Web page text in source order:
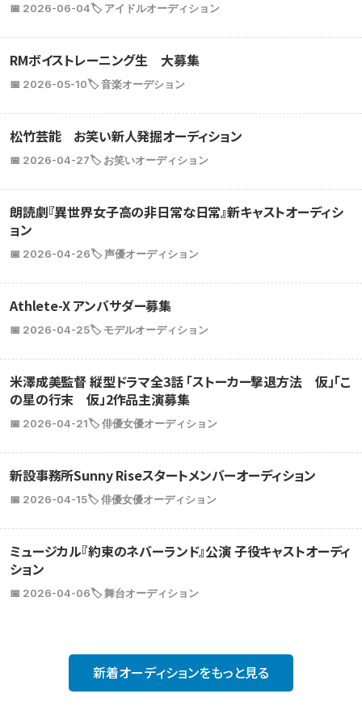
📅 2026-06-04🏷️ アイドルオーディション
RMボイストレーニング生 大募集
📅 2026-05-10🏷️ 音楽オーデション
松竹芸能 お笑い新人発掘オーディション
📅 2026-04-27🏷️ お笑いオーディション
朗読劇『異世界女子高の非日常な日常』新キャストオーディシ
ョン
📅 2026-04-26🏷️ 声優オーディション
Athlete-X アンバサダー募集
📅 2026-04-25🏷️ モデルオーディション
米澤成美監督 縦型ドラマ全3話 「ストーカー撃退方法 仮」「こ
の星の行末 仮」2作品主演募集
📅 2026-04-21🏷️ 俳優女優オーディション
新設事務所Sunny Riseスタートメンバーオーディション
📅 2026-04-15🏷️ 俳優女優オーディション
ミュージカル『約束のネバーランド』公演 子役キャストオーディ
ション
📅 2026-04-06🏷️ 舞台オーディション
新着オーディションをもっと見る